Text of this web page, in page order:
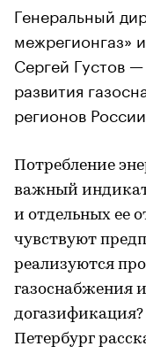
Генеральный
межрегионгаз»
Сергей Густов
развития
регионов России.
Потребление
важный
и отдельных ее
чувствуют
реализуются
газоснабжения
Петербург